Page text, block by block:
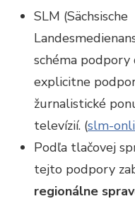
SLM (Sächsische
schéma podpory
explicitne
žurnalistické
televízií. (slm-
Podľa tlačovej
tejto podpory
regionálne